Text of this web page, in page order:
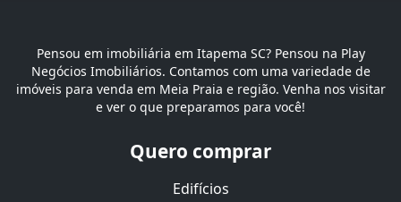
Pensou em imobiliária em Itapema SC? Pensou na Play
Negócios Imobiliários. Contamos com uma variedade de
imóveis para venda em Meia Praia e região. Venha nos visitar
e ver o que preparamos para você!
Quero comprar
Edifícios